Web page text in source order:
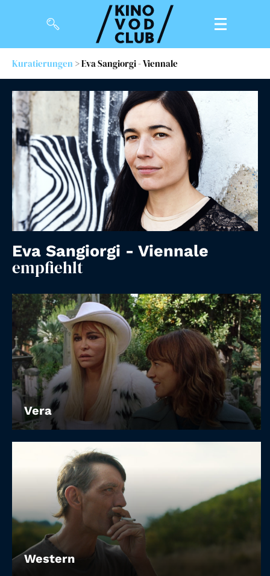
Filme
Magazin
Kuratierungen
Events
So geht’s
Filmpakete
& Filmpässe
Account
Suche
Kuratierungen > Eva Sangiorgi - Viennale
Eva Sangiorgi - Viennale
empfiehlt
Vera
Western